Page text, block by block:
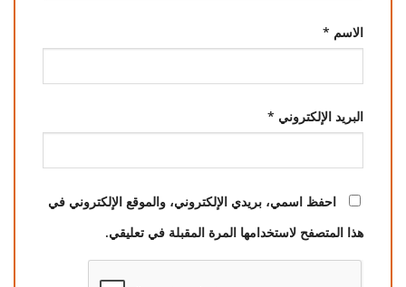
الاسم *
البريد الإلكتروني *
احفظ اسمي، بريدي الإلكتروني، والموقع الإلكتروني في
هذا المتصفح لاستخدامها المرة المقبلة في تعليقي.